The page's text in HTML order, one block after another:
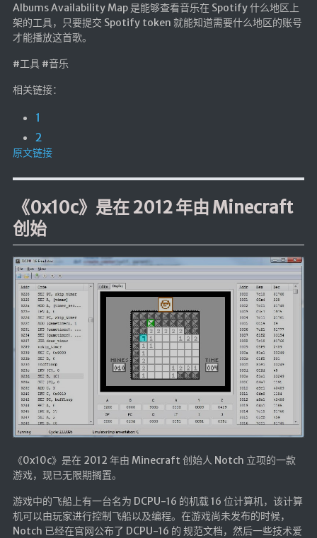
Albums Availability Map 是能够查看音乐在 Spotify 什么地区上
架的工具，只要提交 Spotify token 就能知道需要什么地区的账号
才能播放这首歌。
#工具 #音乐
相关链接：
1
2
原文链接
《0x10c》是在 2012 年由 Minecraft
创始
《0x10c》是在 2012 年由 Minecraft 创始人 Notch 立项的一款
游戏，现已无限期搁置。
游戏中的飞船上有一台名为 DCPU-16 的机载 16 位计算机，该计算
机可以由玩家进行控制飞船以及编程。在游戏尚未发布的时候，
Notch 已经在官网公布了 DCPU-16 的 规范文档，然后一些技术爱